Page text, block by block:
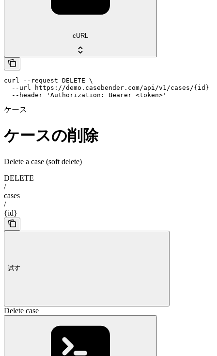
cURL
curl --request DELETE \
  --url https://demo.casebender.com/api/v1/cases/{id} \
  --header 'Authorization: Bearer <token>'
ケース
ケースの削除
Delete a case (soft delete)
DELETE
/
cases
/
{id}
試す
Delete case